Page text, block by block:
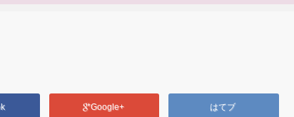
Google+ はてブ